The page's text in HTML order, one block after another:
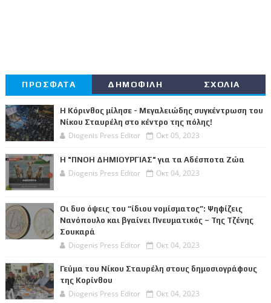
ΠΡΟΣΦΑΤΑ ΔΗΜΟΦΙΛΗ ΣΧΟΛΙΑ
Η Κόρινθος μίλησε - Μεγαλειώδης συγκέντρωση του
Νίκου Σταυρέλη στο κέντρο της πόλης!
Diogenis Press Editor Οκτ 05, 2023
Η "ΠΝΟΗ ΔΗΜΙΟΥΡΓΙΑΣ" για τα Αδέσποτα Ζώα
Diogenis Press Editor Οκτ 04, 2023
Οι δυο όψεις του “ίδιου νομίσματος”: Ψηφίζεις
Νανόπουλο και βγαίνει Πνευματικός – Της Τζένης
Σουκαρά
Diogenis Press Editor Οκτ 04, 2023
Γεύμα του Νίκου Σταυρέλη στους δημοσιογράφους
της Κορίνθου
Diogenis Press Editor Οκτ 04, 2023